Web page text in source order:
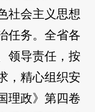
社会主义思想
任务。全省各
领导责任，按
，精心组织安
理政》第四卷